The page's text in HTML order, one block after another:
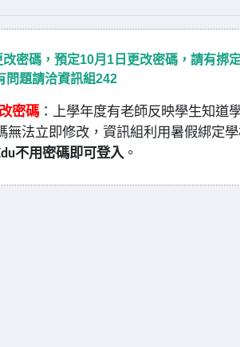
密碼，預定10月1日更改密碼，請有挷
問題請洽資訊組242
密碼：上學年度有老師反映學生知道
無法立即修改，資訊組利用暑假綁定
不用密碼即可登入。